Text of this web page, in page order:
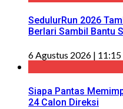
SedulurRun 2026
Berlari Sambil Bantu
6 Agustus 2026 | 11:15
Siapa Pantas
24 Calon Direksi